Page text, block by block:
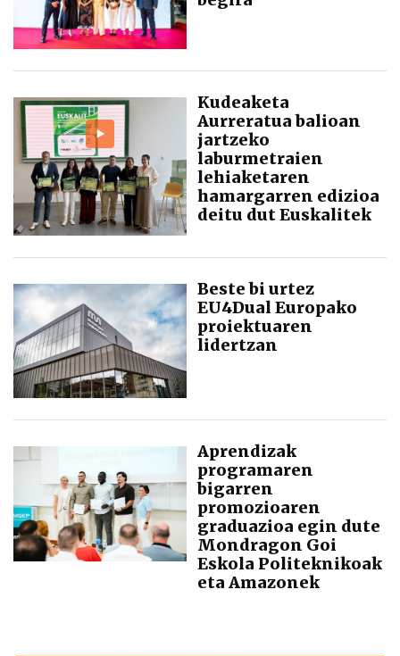
Kudeaketa
Aurreratua balioan
jartzeko
laburmetraien
lehiaketaren
hamargarren edizioa
deitu dut Euskalitek
Beste bi urtez
EU4Dual Europako
proiektuaren
lidertzan
Aprendizak
programaren
bigarren
promozioaren
graduazioa egin dute
Mondragon Goi
Eskola Politeknikoak
eta Amazonek